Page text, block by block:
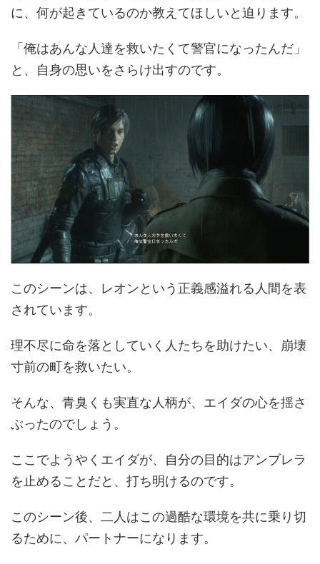
に、何が起きているのか教えてほしいと迫ります。
「俺はあんな人達を救いたくて警官になったんだ」
と、自身の思いをさらけ出すのです。
このシーンは、レオンという正義感溢れる人間を表
されています。
理不尽に命を落としていく人たちを助けたい、崩壊
寸前の町を救いたい。
そんな、青臭くも実直な人柄が、エイダの心を揺さ
ぶったのでしょう。
ここでようやくエイダが、自分の目的はアンブレラ
を止めることだと、打ち明けるのです。
このシーン後、二人はこの過酷な環境を共に乗り切
るために、パートナーになります。